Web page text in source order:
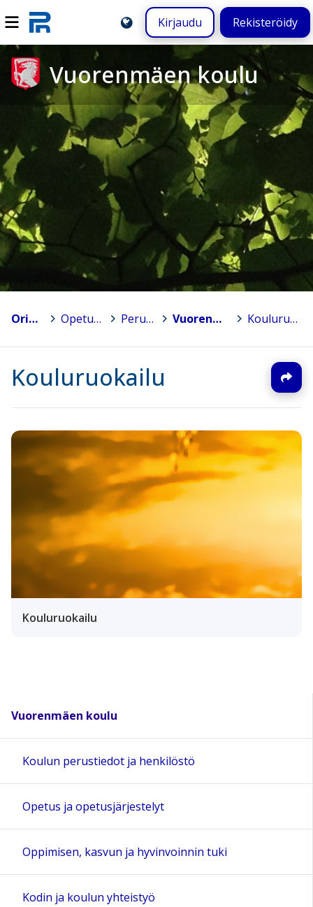
Kirjaudu Rekisteröidy
Vuorenmäen koulu
Orimattila Opetuspalvelut > Peruskoulut > Vuorenmäen koulu Kouluruokailu
Kouluruokailu
Kouluruokailu
Vuorenmäen koulu
Koulun perustiedot ja henkilöstö
Opetus ja opetusjärjestelyt
Oppimisen, kasvun ja hyvinvoinnin tuki
Kodin ja koulun yhteistyö